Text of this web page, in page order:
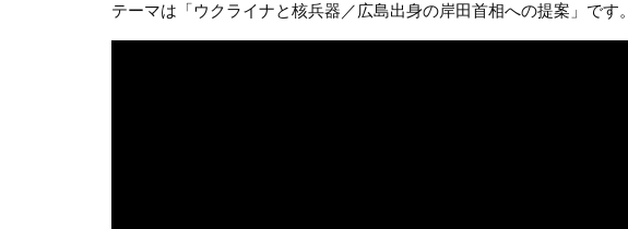
テーマは「ウクライナと核兵器／広島出身の岸田首相への提案」です。